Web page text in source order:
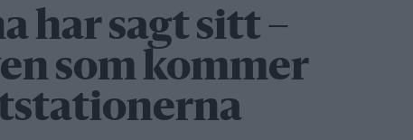
har sagt sitt –
som kommer